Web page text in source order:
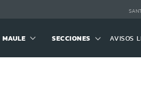
SECCIONES AVISOS